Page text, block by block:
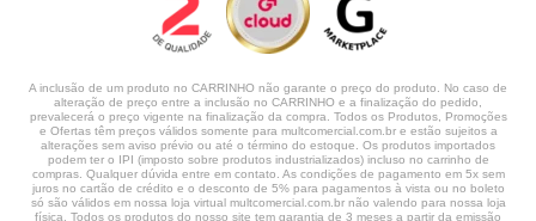
A inclusão de um produto no CARRINHO não garante o preço do produto. No caso de
alteração de preço entre a inclusão no CARRINHO e a finalização do pedido,
prevalecerá o preço vigente na finalização da compra. Todos os Produtos, Promoções
e Ofertas têm preços válidos somente para multcomercial.com.br e estão sujeitos a
alterações sem aviso prévio ou até o término do estoque. Os produtos importados
podem ter o IPI (imposto sobre produtos industrializados) incluso no carrinho de
compras. Qualquer dúvida entre em contato. As condições de pagamento em 5x sem
juros no cartão de crédito e o desconto de 5% para pagamentos à vista ou no boleto
só são válidos em nossa loja virtual multcomercial.com.br não valendo para nossa loja
física. Todos os produtos do nosso site tem garantia de 3 meses a partir da emissão